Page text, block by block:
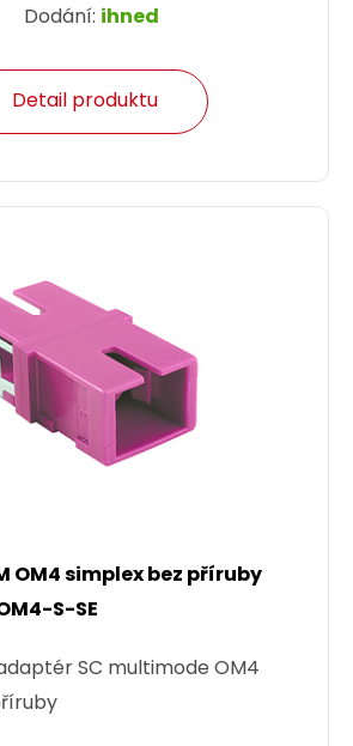
Dodání: ihned
Detail produktu
simplex bez příruby
S-SE
SC multimode OM4